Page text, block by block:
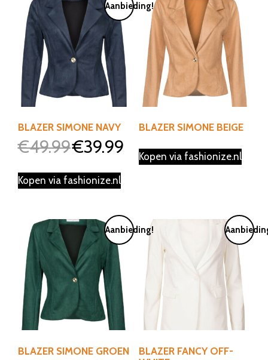
Aanbieding!
BLAZER SIMONE NAVY
€49.99Oorspronkelijke
was:
€39.99
Kopen via fashionize.nl
BLAZER SIMONE BEIGE
Kopen via fashionize.nl
Aanbieding!
BLAZER SIMONE GROEN
BLAZER FANCY OFF-